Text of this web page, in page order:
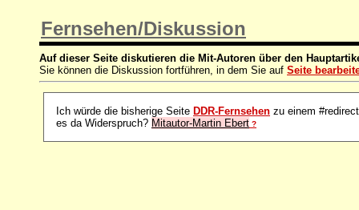
Fernsehen/Diskussion
Auf dieser Seite diskutieren die Mit-Autoren über den
Sie können die Diskussion fortführen, in dem Sie auf Seite
Ich würde die bisherige Seite DDR-Fernsehen zu einem
es da Widerspruch? Mitautor-Martin Ebert ?